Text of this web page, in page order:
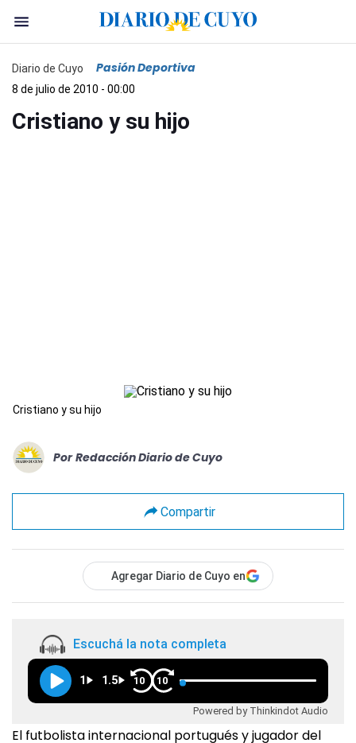
Diario de Cuyo Pasión Deportiva
8 de julio de 2010 - 00:00
Cristiano y su hijo
Cristiano y su hijo
Por Redacción Diario de Cuyo
Compartir
Agregar Diario de Cuyo en
Escuchá la nota completa
1 1.5 10 10
Powered by Thinkindot Audio
El futbolista internacional portugués y jugador del